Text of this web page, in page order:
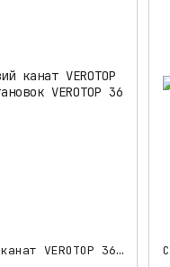
Спеціальний сталевий канат VEROTOP 36 мм для бурових установок